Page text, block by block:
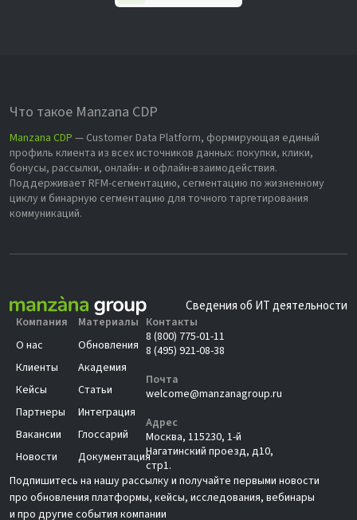
Что такое Manzana CDP
Manzana CDP — Customer Data Platform, формирующая единый
профиль клиента из всех источников данных: покупки, клики,
бонусы, рассылки, онлайн- и офлайн-взаимодействия.
Поддерживает RFM-сегментацию, сегментацию по жизненному
циклу и бинарную сегментацию для точного таргетирования
коммуникаций.
Сведения об ИТ деятельности
Компания
О нас
Клиенты
Кейсы
Партнеры
Вакансии
Новости
Материалы
Обновления
Академия
Статьи
Интеграция
Глоссарий
Документация
Контакты
8 (800) 775-01-11
8 (495) 921-08-38
Почта
welcome@manzanagroup.ru
Адрес
Москва, 115230, 1-й
Нагатинский проезд, д10,
стр1.
Подпишитесь на нашу рассылку и получайте первыми новости
про обновления платформы, кейсы, исследования, вебинары
и про другие события компании